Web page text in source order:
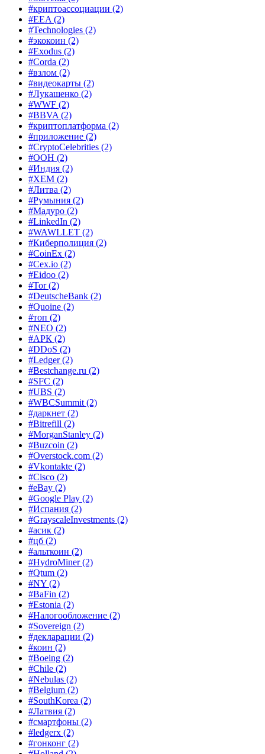
#криптоассоциации (2)
#EEA (2)
#Technologies (2)
#экокоин (2)
#Exodus (2)
#Corda (2)
#взлом (2)
#видеокарты (2)
#Лукашенко (2)
#WWF (2)
#BBVA (2)
#криптоплатформа (2)
#приложение (2)
#CryptoCelebrities (2)
#ООН (2)
#Индия (2)
#XEM (2)
#Литва (2)
#Румыния (2)
#Мадуро (2)
#LinkedIn (2)
#WAWLLET (2)
#Киберполиция (2)
#CoinEx (2)
#Cex.io (2)
#Eidoo (2)
#Tor(2)
#DeutscheBank (2)
#Quoine (2)
#топ (2)
#NEO (2)
#АРК (2)
#DDoS (2)
#Ledger(2)
#Bestchange.ru (2)
#SFC (2)
#UBS (2)
#WBCSummit (2)
#даркнет (2)
#Bitrefill (2)
#MorganStanley (2)
#Buzcoin (2)
#Overstock.com (2)
#Vkontakte (2)
#Cisco (2)
#eBay (2)
#Google Play (2)
#Испания (2)
#GrayscaleInvestments (2)
#асик (2)
#цб (2)
#альткоин (2)
#HydroMiner(2)
#Qtum (2)
#NY (2)
#BaFin (2)
#Estonia (2)
#Налогообложение (2)
#Sovereign (2)
#декларации (2)
#коин (2)
#Boeing (2)
#Chile (2)
#Nebulas (2)
#Belgium (2)
#SouthKorea (2)
#Латвия (2)
#смартфоны (2)
#ledgerx (2)
#гонконг (2)